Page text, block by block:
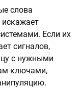
слова
искажает
Если их
сигналов,
с нужными
ключами,